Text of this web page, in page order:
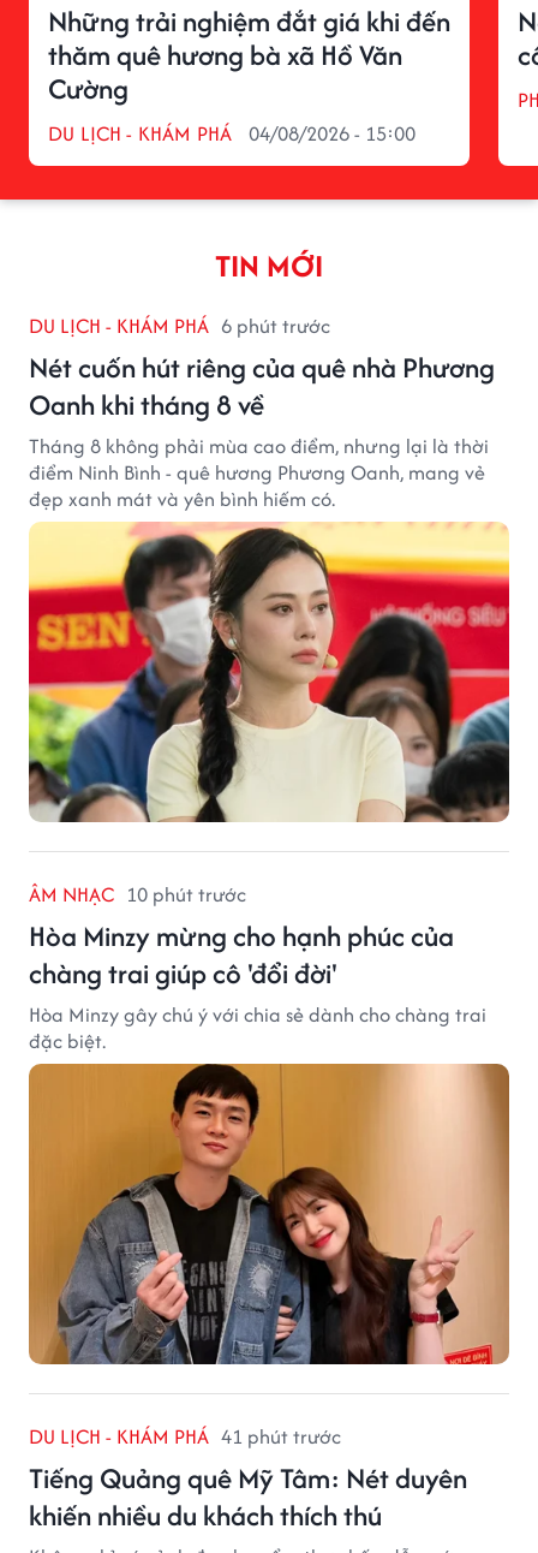
Những trải nghiệm đắt giá khi đến
thăm quê hương bà xã Hồ Văn
Cường
DU LỊCH - KHÁM PHÁ 04/08/2026 - 15:00
TIN MỚI
DU LỊCH - KHÁM PHÁ 6 phút trước
Nét cuốn hút riêng của quê nhà Phương
Oanh khi tháng 8 về
Tháng 8 không phải mùa cao điểm, nhưng lại là thời
điểm Ninh Bình - quê hương Phương Oanh, mang vẻ
đẹp xanh mát và yên bình hiếm có.
ÂM NHẠC 10 phút trước
Hòa Minzy mừng cho hạnh phúc của
chàng trai giúp cô 'đổi đời'
Hòa Minzy gây chú ý với chia sẻ dành cho chàng trai
đặc biệt.
DU LỊCH - KHÁM PHÁ 41 phút trước
Tiếng Quảng quê Mỹ Tâm: Nét duyên
khiến nhiều du khách thích thú